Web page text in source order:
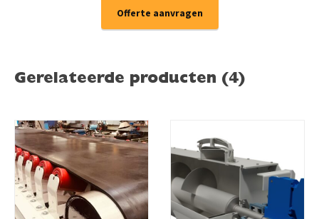
Offerte aanvragen
Gerelateerde producten (4)